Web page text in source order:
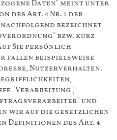
Daten" meint unter
des Art. 4 Nr. 1 der
(nachfolgend bezeichnet
bzw. kurz
Sie persönlich
fallen beispielsweise
Nutzerverhalten.
"Verarbeitung",
und
wir auf die gesetzlichen
Definitionen des Art. 4